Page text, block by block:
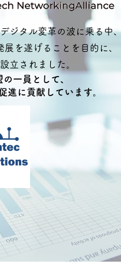
ジタル変革の波に乗る中
展を遂げることを目的に
立されました。
の一員として、
進に貢献しています。
ング